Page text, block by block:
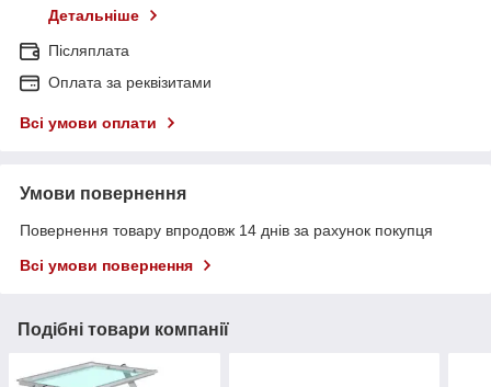
Детальніше
Післяплата
Оплата за реквізитами
Всі умови оплати
Умови повернення
Повернення товару впродовж 14 днів за рахунок покупця
Всі умови повернення
Подібні товари компанії